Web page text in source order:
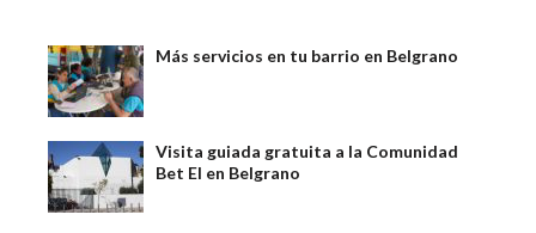
Más servicios en tu barrio en Belgrano
Visita guiada gratuita a la Comunidad
Bet El en Belgrano